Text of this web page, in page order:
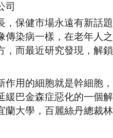
司
，保健市場永遠有新話
傳染病一樣，在老年人
而最近研究發現，解
作用的細胞就是幹細胞
緩巴金森症惡化的一
蘭大學，百麗絲丹總裁